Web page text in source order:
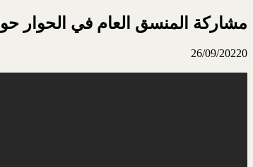
مشاركة المنسق العام في الحوار حول
26/09/20220